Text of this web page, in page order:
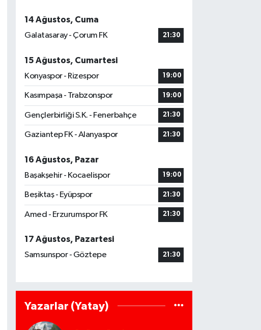
14 Ağustos, Cuma
Galatasaray - Çorum FK
21:30
15 Ağustos, Cumartesi
Konyaspor - Rizespor
19:00
Kasımpaşa - Trabzonspor 19:00
Gençlerbirliği S.K. - Fenerbahçe 21:30
Gaziantep FK - Alanyaspor 21:30
16 Ağustos, Pazar
Başakşehir - Kocaelispor
19:00
Beşiktaş - Eyüpspor 21:30
Amed - Erzurumspor FK 21:30
17 Ağustos, Pazartesi
Samsunspor - Göztepe
21:30
Yazarlar (Yatay)